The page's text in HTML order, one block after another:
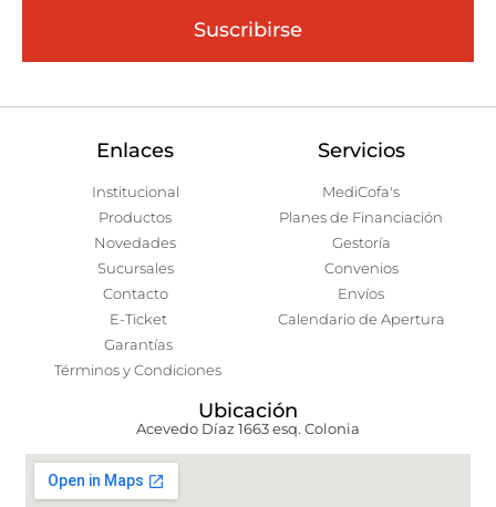
Suscribirse
Enlaces
Institucional
Productos
Novedades
Sucursales
Contacto
E-Ticket
Garantías
Términos y Condiciones
Servicios
MediCofa's
Planes de Financiación
Gestoría
Convenios
Envíos
Calendario de Apertura
Ubicación
Acevedo Díaz 1663 esq. Colonia